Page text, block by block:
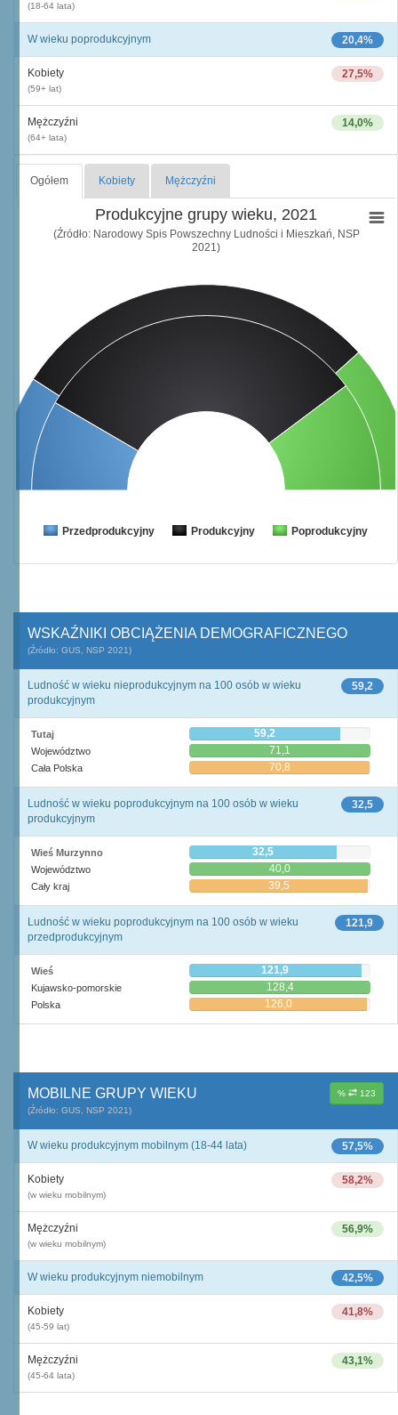
(18-64 lata)
20,4%
W wieku poprodukcyjnym
27,5%
Kobiety
(59+ lat)
14,0%
Mężczyźni
(64+ lata)
Ogółem Kobiety Mężczyźni
Produkcyjne grupy wieku, 2021
(Źródło: Narodowy Spis Powszechny Ludności i Mieszkań, NSP
2021)
Przedprodukcyjny Produkcyjny Poprodukcyjny
WSKAŹNIKI OBCIĄŻENIA DEMOGRAFICZNEGO
(Źródło: GUS, NSP 2021)
59,2
Ludność w wieku nieprodukcyjnym na 100 osób w wieku
produkcyjnym
Tutaj 59,2
Województwo 71,1
Cała Polska 70,8
32,5
Ludność w wieku poprodukcyjnym na 100 osób w wieku
produkcyjnym
Wieś Murzynno 32,5
Województwo 40,0
Cały kraj 39,5
121,9
Ludność w wieku poprodukcyjnym na 100 osób w wieku
przedprodukcyjnym
Wieś 121,9
Kujawsko-pomorskie 128,4
Polska 126,0
% 123
MOBILNE GRUPY WIEKU
(Źródło: GUS, NSP 2021)
57,5%
W wieku produkcyjnym mobilnym (18-44 lata)
58,2%
Kobiety
(w wieku mobilnym)
56,9%
Mężczyźni
(w wieku mobilnym)
42,5%
W wieku produkcyjnym niemobilnym
41,8%
Kobiety
(45-59 lat)
43,1%
Mężczyźni
(45-64 lata)